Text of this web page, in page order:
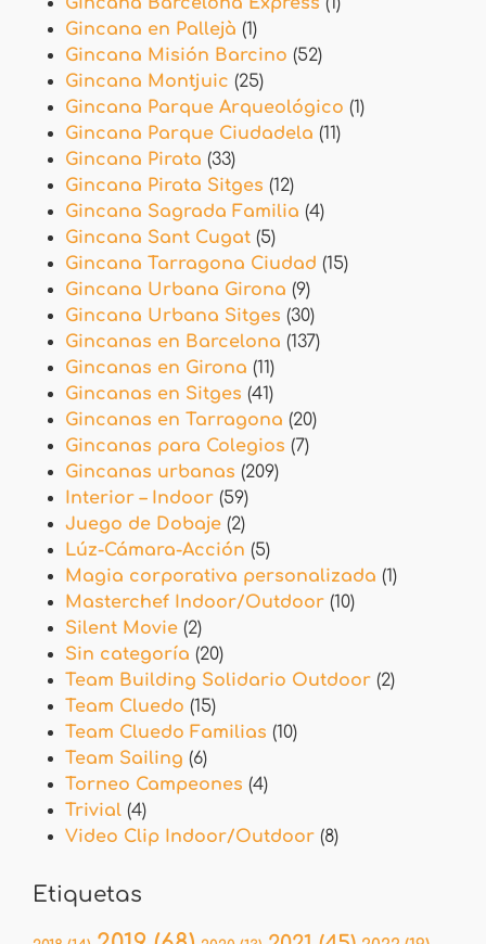
Gincana en Pallejà (1)
Gincana Misión Barcino (52)
Gincana Montjuic (25)
Gincana Parque Arqueológico (1)
Gincana Parque Ciudadela (11)
Gincana Pirata (33)
Gincana Pirata Sitges (12)
Gincana Sagrada Familia (4)
Gincana Sant Cugat (5)
Gincana Tarragona Ciudad (15)
Gincana Urbana Girona (9)
Gincana Urbana Sitges (30)
Gincanas en Barcelona (137)
Gincanas en Girona (11)
Gincanas en Sitges (41)
Gincanas en Tarragona (20)
Gincanas para Colegios (7)
Gincanas urbanas (209)
Interior – Indoor (59)
Juego de Dobaje (2)
Lúz-Cámara-Acción (5)
Magia corporativa personalizada (1)
Masterchef Indoor/Outdoor (10)
Silent Movie (2)
Sin categoría (20)
Team Building Solidario Outdoor (2)
Team Cluedo (15)
Team Cluedo Familias (10)
Team Sailing (6)
Torneo Campeones (4)
Trivial (4)
Video Clip Indoor/Outdoor (8)
Etiquetas